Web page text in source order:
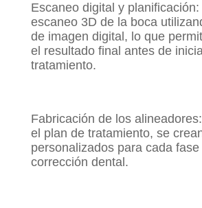
Escaneo digital y
escaneo 3D de la boca
de imagen digital, lo que
el resultado final antes de
tratamiento.
Fabricación de los
el plan de tratamiento, se
personalizados para cada
corrección dental.